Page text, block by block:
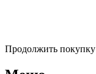
Продолжить покупку